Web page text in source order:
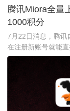
腾讯Miora全量
1000积分
7月22日消息，腾讯
在注册新账号就能